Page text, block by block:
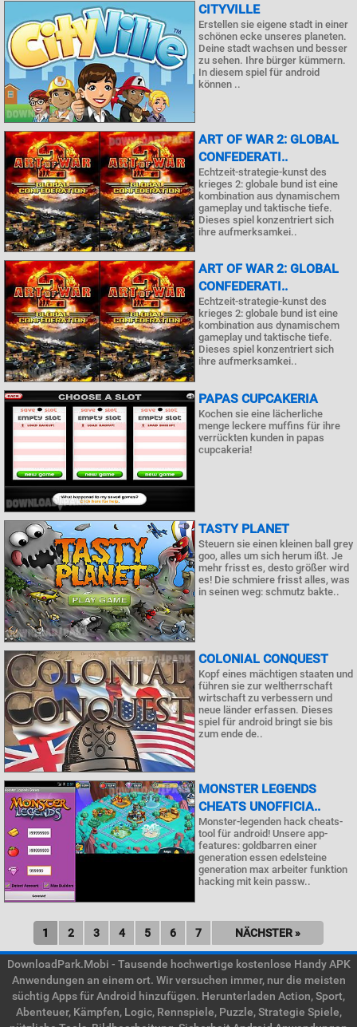
CITYVILLE
Erstellen sie eigene stadt in einer
schönen ecke unseres planeten.
Deine stadt wachsen und besser
zu sehen. Ihre bürger kümmern.
In diesem spiel für android
können ..
ART OF WAR 2: GLOBAL
CONFEDERATI..
Echtzeit-strategie-kunst des
krieges 2: globale bund ist eine
kombination aus dynamischem
gameplay und taktische tiefe.
Dieses spiel konzentriert sich
ihre aufmerksamkei..
ART OF WAR 2: GLOBAL
CONFEDERATI..
Echtzeit-strategie-kunst des
krieges 2: globale bund ist eine
kombination aus dynamischem
gameplay und taktische tiefe.
Dieses spiel konzentriert sich
ihre aufmerksamkei..
PAPAS CUPCAKERIA
Kochen sie eine lächerliche
menge leckere muffins für ihre
verrückten kunden in papas
cupcakeria!
TASTY PLANET
Steuern sie einen kleinen ball grey
goo, alles um sich herum ißt. Je
mehr frisst es, desto größer wird
es! Die schmiere frisst alles, was
in seinen weg: schmutz bakte..
COLONIAL CONQUEST
Kopf eines mächtigen staaten und
führen sie zur weltherrschaft
wirtschaft zu verbessern und
neue länder erfassen. Dieses
spiel für android bringt sie bis
zum ende de..
MONSTER LEGENDS
CHEATS UNOFFICIA..
Monster-legenden hack cheats-
tool für android! Unsere app-
features: goldbarren einer
generation essen edelsteine
generation max arbeiter funktion
hacking mit kein passw..
1 2 3 4 5 6 7 NÄCHSTER »
DownloadPark.Mobi - Tausende hochwertige kostenlose Handy APK
Anwendungen an einem ort. Wir versuchen immer, nur die meisten
süchtig Apps für Android hinzufügen. Herunterladen Action, Sport,
Abenteuer, Kämpfen, Logic, Rennspiele, Puzzle, Strategie Spiele,